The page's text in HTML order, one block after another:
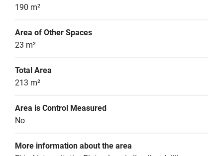
190 m²
Area of Other Spaces
23 m²
Total Area
213 m²
Area is Control Measured
No
More information about the area